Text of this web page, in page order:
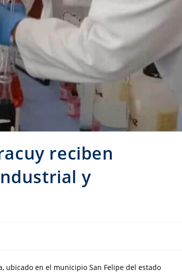
reciben
y
ubicado en el municipio San Felipe del estado